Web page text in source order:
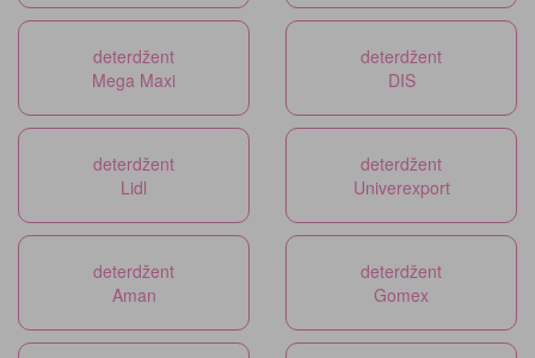
deterdžent
Mega Maxi
deterdžent
DIS
deterdžent
Lidl
deterdžent
Univerexport
deterdžent
Aman
deterdžent
Gomex